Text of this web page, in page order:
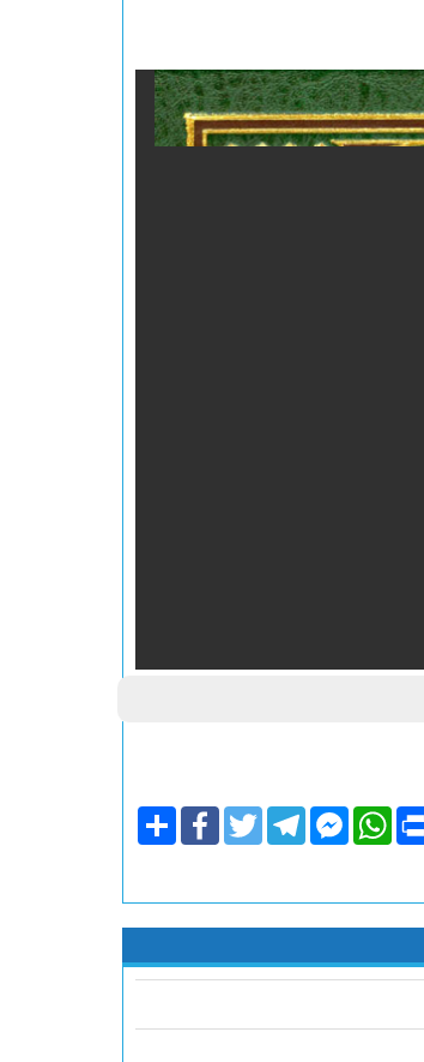
ShareFacebookTwitterTelegramFacebook
Messenger
WhatsApp